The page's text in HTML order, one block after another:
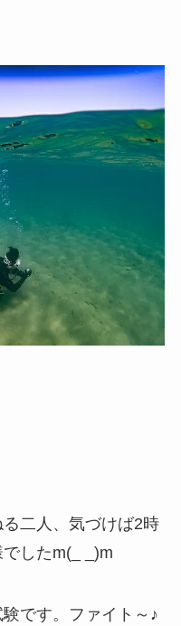
二人、気づけば2時
したm(_ _)m
です。ファイト～♪